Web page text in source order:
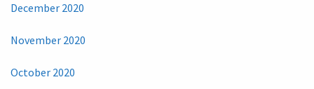
December 2020
November 2020
October 2020